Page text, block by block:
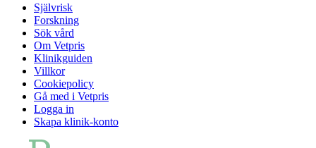
Självrisk
Forskning
Sök vård
Om Vetpris
Klinikguiden
Villkor
Cookiepolicy
Gå med i Vetpris
Logga in
Skapa klinik-konto